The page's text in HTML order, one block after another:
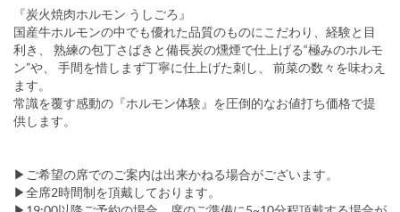
『炭火焼肉ホルモン うしごろ』
国産牛ホルモンの中でも優れた品質のものにこだわり、経験と目
利き、 熟練の包丁さばきと備長炭の燻煙で仕上げる“極みのホルモ
ン”や、 手間を惜しまず丁寧に仕上げた刺し、 前菜の数々を味わえ
ます。
常識を覆す感動の『ホルモン体験』を圧倒的なお値打ち価格で提
供します。
▶ご希望の席でのご案内は出来かねる場合がございます。
▶全席2時間制を頂戴しております。